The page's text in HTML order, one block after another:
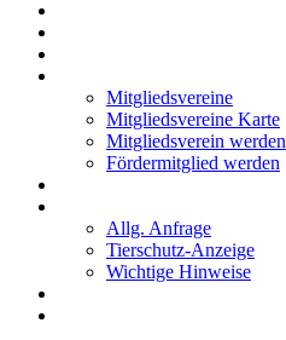
Mitgliedsvereine
Mitgliedsvereine Karte
Mitgliedsverein werden
Fördermitglied werden
Allg. Anfrage
Tierschutz-Anzeige
Wichtige Hinweise